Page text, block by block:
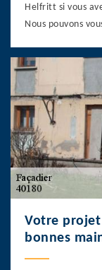
Helfritt si vous
Nous pouvons
Votre
bonnes